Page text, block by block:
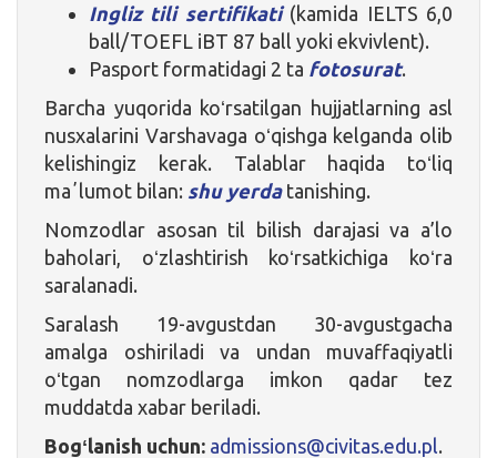
Ingliz tili sertifikati(kamida IELTS 6,0
ball/TOEFL iBT 87 ball yoki ekvivlent).
Pasport formatidagi 2 ta fotosurat.
Barcha yuqorida koʻrsatilgan hujjatlarning asl
nusxalarini Varshavaga oʻqishga kelganda olib
kelishingiz kerak. Talablar haqida toʻliq
maʼlumot bilan: shu yerdatanishing.
Nomzodlar asosan til bilish darajasi va a’lo
baholari, oʻzlashtirish koʻrsatkichiga koʻra
saralanadi.
Saralash 19-avgustdan 30-avgustgacha
amalga oshiriladi va undan muvaffaqiyatli
oʻtgan nomzodlarga imkon qadar tez
muddatda xabar beriladi.
Bogʻlanish uchun: admissions@civitas.edu.pl.